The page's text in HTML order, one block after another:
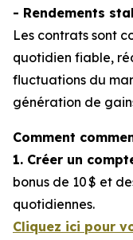
- Rendements
Les contrats sont
quotidien fiable,
fluctuations du
génération de
Comment
1. Créer un
bonus de 10 $ et
quotidiennes.
Cliquez ici pour